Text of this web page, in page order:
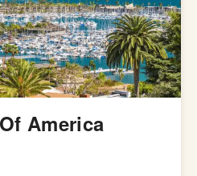
する伝説もあるが、実際には
少しずつ頭角を現してきたも
ルを熱烈に愛飲していた運送
ー）の呼び名にちなんで独自
とになったのです。 相性の
ビールにしては珍しくチョコ
America